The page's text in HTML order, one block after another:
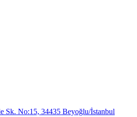
Sk. No:15, 34435 Beyoğlu/İstanbul